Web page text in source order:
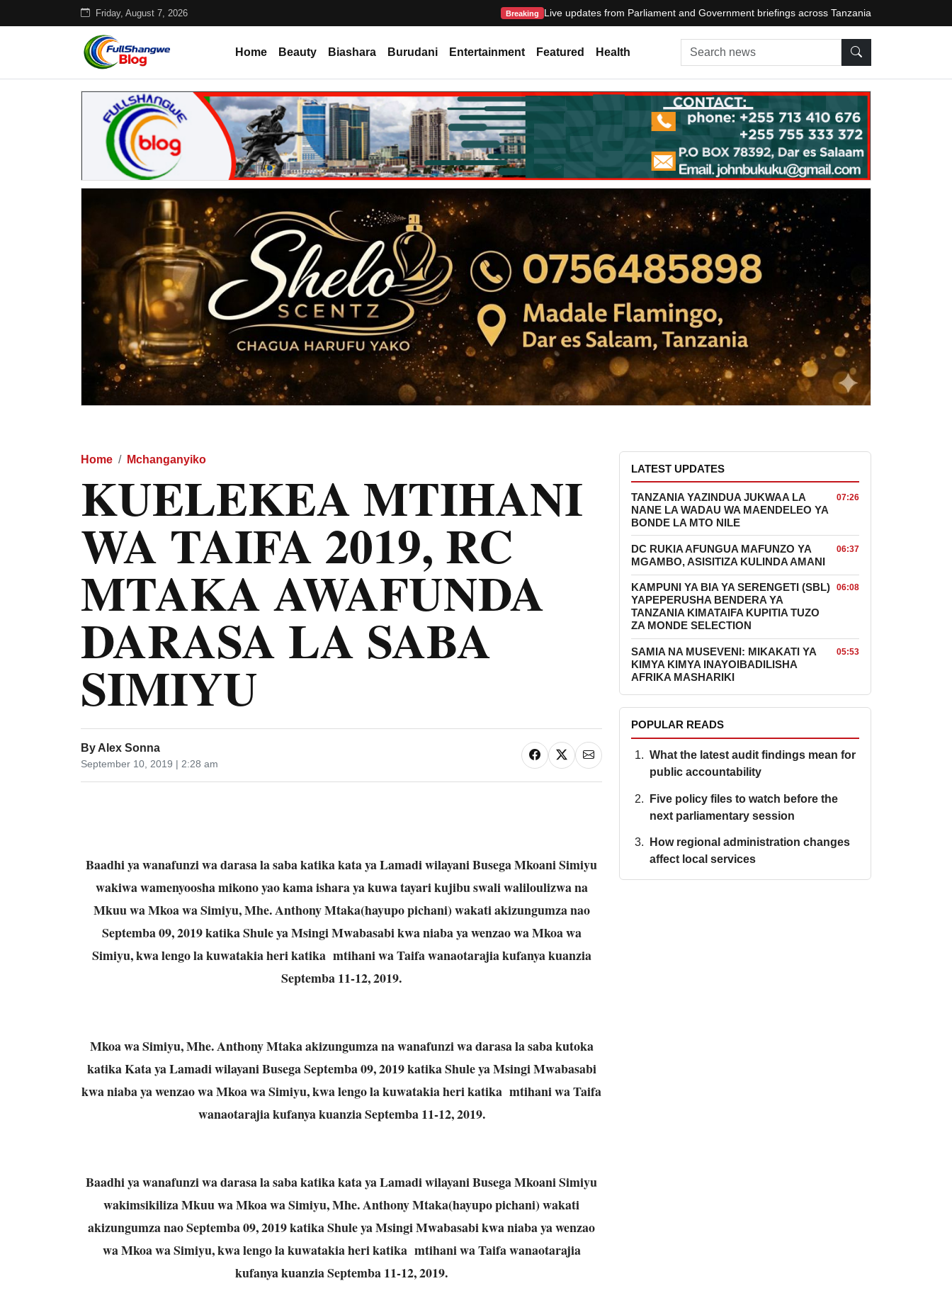
Friday, August 7, 2026 Breaking Live updates from Parliament and Government briefings across Tanzania
Home Beauty Biashara Burudani Entertainment Featured Health Search news
Home Mchanganyiko
KUELEKEA MTIHANI
WA TAIFA 2019, RC
MTAKA AWAFUNDA
DARASA LA SABA
SIMIYU
By Alex Sonna
September 10, 2019 | 2:28 am
Baadhi ya wanafunzi wa darasa la saba katika kata ya Lamadi wilayani Busega Mkoani Simiyu
wakiwa wamenyoosha mikono yao kama ishara ya kuwa tayari kujibu swali waliloulizwa na
Mkuu wa Mkoa wa Simiyu, Mhe. Anthony Mtaka(hayupo pichani) wakati akizungumza nao
Septemba 09, 2019 katika Shule ya Msingi Mwabasabi kwa niaba ya wenzao wa Mkoa wa
Simiyu, kwa lengo la kuwatakia heri katika mtihani wa Taifa wanaotarajia kufanya kuanzia
Septemba 11-12, 2019.
Mkoa wa Simiyu, Mhe. Anthony Mtaka akizungumza na wanafunzi wa darasa la saba kutoka
katika Kata ya Lamadi wilayani Busega Septemba 09, 2019 katika Shule ya Msingi Mwabasabi
kwa niaba ya wenzao wa Mkoa wa Simiyu, kwa lengo la kuwatakia heri katika mtihani wa Taifa
wanaotarajia kufanya kuanzia Septemba 11-12, 2019.
Baadhi ya wanafunzi wa darasa la saba katika kata ya Lamadi wilayani Busega Mkoani Simiyu
wakimsikiliza Mkuu wa Mkoa wa Simiyu, Mhe. Anthony Mtaka(hayupo pichani) wakati
akizungumza nao Septemba 09, 2019 katika Shule ya Msingi Mwabasabi kwa niaba ya wenzao
wa Mkoa wa Simiyu, kwa lengo la kuwatakia heri katika mtihani wa Taifa wanaotarajia
kufanya kuanzia Septemba 11-12, 2019.
LATEST UPDATES
TANZANIA YAZINDUA JUKWAA LA
NANE LA WADAU WA MAENDELEO YA
BONDE LA MTO NILE
07:26
DC RUKIA AFUNGUA MAFUNZO YA
MGAMBO, ASISITIZA KULINDA AMANI
06:37
KAMPUNI YA BIA YA SERENGETI (SBL)
YAPEPERUSHA BENDERA YA
TANZANIA KIMATAIFA KUPITIA TUZO
ZA MONDE SELECTION
06:08
SAMIA NA MUSEVENI: MIKAKATI YA
KIMYA KIMYA INAYOIBADILISHA
AFRIKA MASHARIKI
05:53
POPULAR READS
What the latest audit findings mean for
public accountability
Five policy files to watch before the
next parliamentary session
How regional administration changes
affect local services